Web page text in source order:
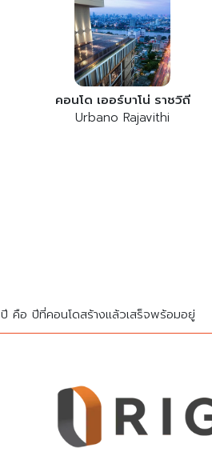
คอนโด เออร์บาโน่ ราชวิถี
Urbano Rajavithi
ปี คือ ปีที่คอนโดสร้างแล้วเสร็จพร้อมอยู่